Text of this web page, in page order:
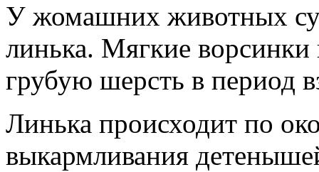
У жомашних животных
линька. Мягкие
грубую шерсть в период
Линька происходит по
выкармливания